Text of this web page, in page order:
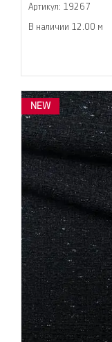
Артикул: 19267
В наличии 12.00 м
NEW